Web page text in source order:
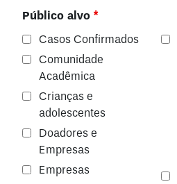
Público alvo *
Casos Confirmados
Comunidade
Acadêmica
Crianças e
adolescentes
Doadores e
Empresas
Empresas